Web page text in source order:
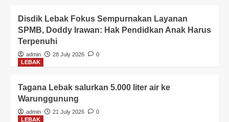
Disdik Lebak Fokus Sempurnakan Layanan
SPMB, Doddy Irawan: Hak Pendidkan Anak Harus
Terpenuhi
admin 28 July 2026
0
LEBAK
Tagana Lebak salurkan 5.000 liter air ke
Warunggunung
admin 21 July 2026
0
LEBAK